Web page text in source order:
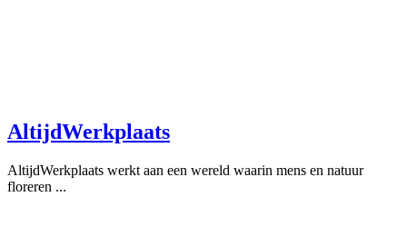
AltijdWerkplaats
AltijdWerkplaats werkt aan een wereld waarin mens en natuur
floreren ...